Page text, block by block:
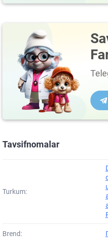
Tavsifnomalar
Turkum:
Brend: